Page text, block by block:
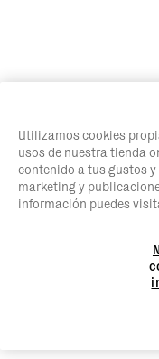
Utilizamos cookies
usos de nuestra tienda
contenido a tus gustos
marketing y
información puedes